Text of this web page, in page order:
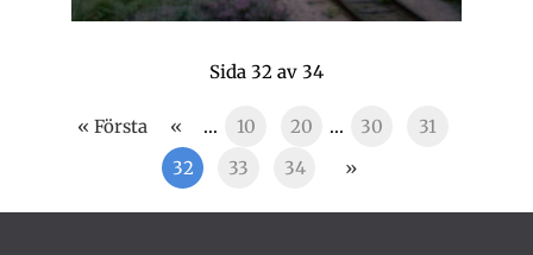
Sida 32 av 34
« Första « ... 10 20 ... 30
31
32
33 34 »